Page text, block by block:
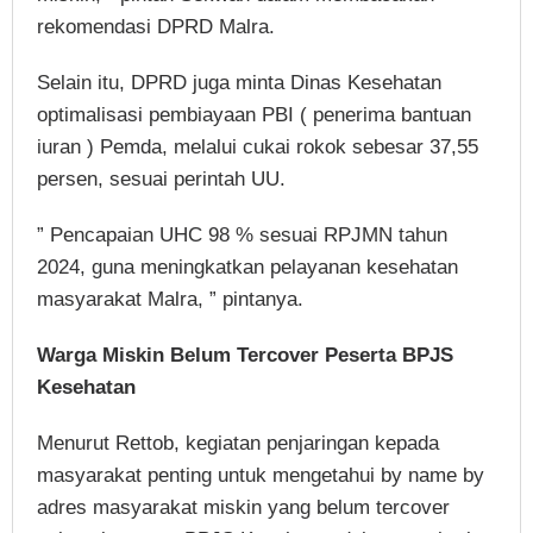
rekomendasi DPRD Malra.
Selain itu, DPRD juga minta Dinas Kesehatan
optimalisasi pembiayaan PBI ( penerima bantuan
iuran ) Pemda, melalui cukai rokok sebesar 37,55
persen, sesuai perintah UU.
” Pencapaian UHC 98 % sesuai RPJMN tahun
2024, guna meningkatkan pelayanan kesehatan
masyarakat Malra, ” pintanya.
Warga Miskin Belum Tercover Peserta BPJS
Kesehatan
Menurut Rettob, kegiatan penjaringan kepada
masyarakat penting untuk mengetahui by name by
adres masyarakat miskin yang belum tercover